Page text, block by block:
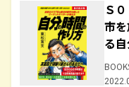
Ｓ
市
る